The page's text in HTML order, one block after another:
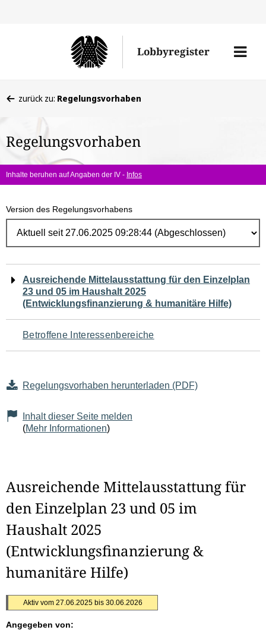
Lobbyregister
Menü
befinden
hier:
zurück zu: Regelungsvorhaben
Regelungsvorhaben
Inhalte beruhen auf Angaben der IV - Infos
Version des Regelungsvorhabens
Navigation
für
den
Seiteninhalt
Ausreichende Mittelausstattung für den Einzelplan
23 und 05 im Haushalt 2025
(Entwicklungsfinanzierung & humanitäre Hilfe)
Betroffene Interessenbereiche
Regelungsvorhaben herunterladen (PDF)
Inhalt dieser Seite melden
(Mehr Informationen)
Ausreichende Mittelausstattung für
den Einzelplan 23 und 05 im
Haushalt 2025
(Entwicklungsfinanzierung &
humanitäre Hilfe)
Aktiv vom 27.06.2025 bis 30.06.2026
Angegeben von: